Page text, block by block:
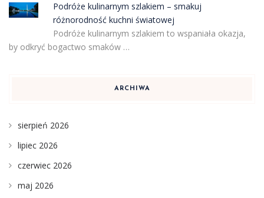
Podróże kulinarnym szlakiem – smakuj
różnorodność kuchni światowej
Podróże kulinarnym szlakiem to wspaniała okazja,
by odkryć bogactwo smaków …
ARCHIWA
sierpień 2026
lipiec 2026
czerwiec 2026
maj 2026